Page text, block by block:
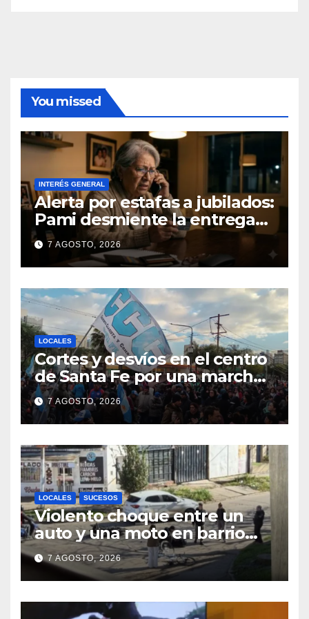
You missed
INTERÉS GENERAL
Alerta por estafas a jubilados:
Pami desmiente la entrega
gratuita de computadoras
7 AGOSTO, 2026
LOCALES
Cortes y desvíos en el centro
de Santa Fe por una marcha
de organizaciones sociales y
sindicales
7 AGOSTO, 2026
LOCALES SUCESOS
Violento choque entre un
auto y una moto en barrio
Alvear: una mujer quedó
tendida sobre la calzada
7 AGOSTO, 2026